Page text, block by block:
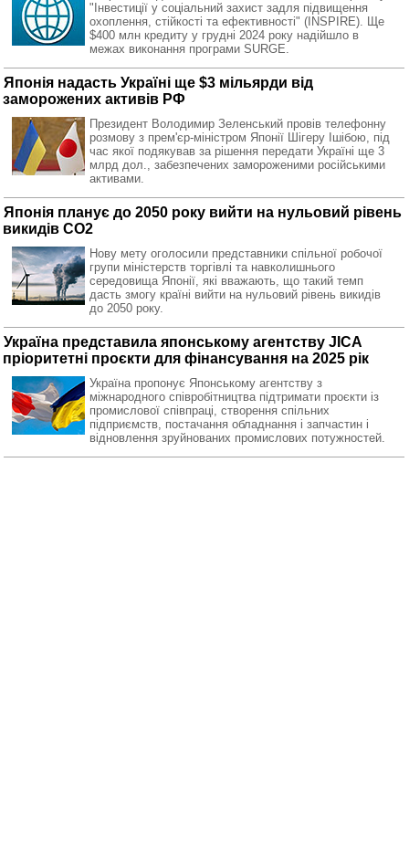
"Інвестиції у соціальний захист задля підвищення
охоплення, стійкості та ефективності" (INSPIRE). Ще
$400 млн кредиту у грудні 2024 року надійшло в
межах виконання програми SURGE.
Японія надасть Україні ще $3 мільярди від
заморожених активів РФ
Президент Володимир Зеленський провів телефонну
розмову з прем'єр-міністром Японії Шігеру Ішібою, під
час якої подякував за рішення передати Україні ще 3
млрд дол., забезпечених замороженими російськими
активами.
Японія планує до 2050 року вийти на нульовий рівень
викидів CO2
Нову мету оголосили представники спільної робочої
групи міністерств торгівлі та навколишнього
середовища Японії, які вважають, що такий темп
дасть змогу країні вийти на нульовий рівень викидів
до 2050 року.
Україна представила японському агентству JICA
пріоритетні проєкти для фінансування на 2025 рік
Україна пропонує Японському агентству з
міжнародного співробітництва підтримати проєкти із
промислової співпраці, створення спільних
підприємств, постачання обладнання і запчастин і
відновлення зруйнованих промислових потужностей.